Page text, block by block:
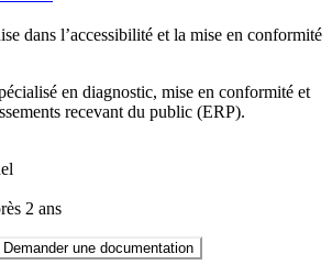
dans l’accessibilité et la mise en conformité
en diagnostic, mise en conformité et
recevant du public (ERP).
2 ans
Demander une documentation